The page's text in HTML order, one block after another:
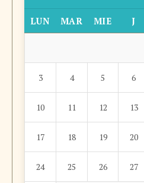
LUN MAR MIE J
3 4 5 6
10 11 12 13
17 18 19 20
24 25 26 27